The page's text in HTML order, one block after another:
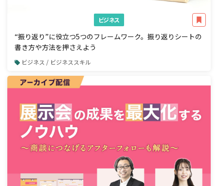
ビジネス
“振り返り”に役立つ5つのフレームワーク。振り返りシートの
書き方や方法を押さえよう
ビジネス / ビジネススキル